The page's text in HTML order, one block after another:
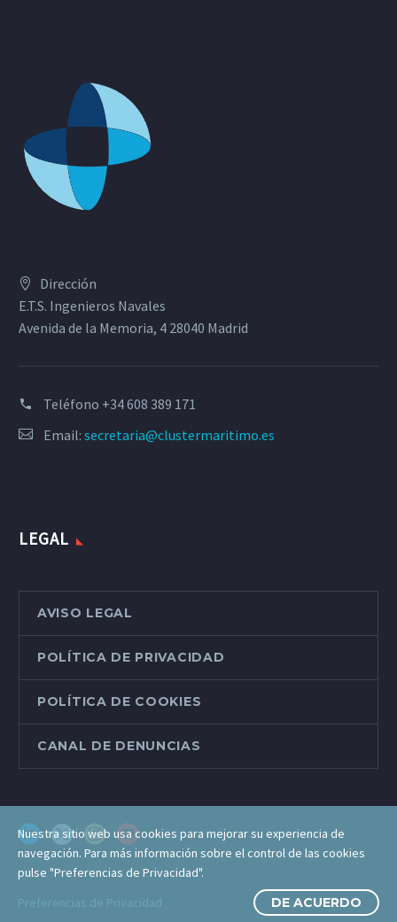
Dirección
E.T.S. Ingenieros Navales
Avenida de la Memoria, 4 28040 Madrid
Teléfono +34 608 389 171
Email: secretaria@clustermaritimo.es
LEGAL
AVISO LEGAL
POLÍTICA DE PRIVACIDAD
POLÍTICA DE COOKIES
CANAL DE DENUNCIAS
Nuestra sitio web usa cookies para mejorar su experiencia de
navegación. Para más información sobre el control de las cookies
pulse "Preferencias de Privacidad".
Preferencias de Privacidad
DE ACUERDO